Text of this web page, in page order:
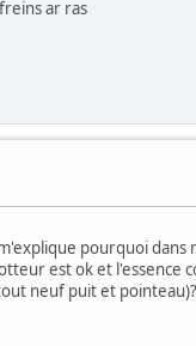
ar ras
pourquoi dans
est ok et l'essence
neuf puit et